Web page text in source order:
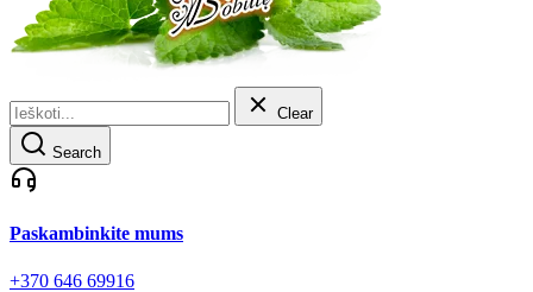
Clear
Search
Paskambinkite mums
+370 646 69916